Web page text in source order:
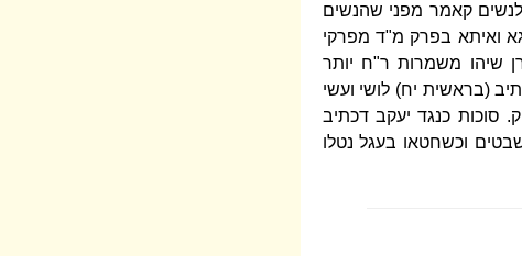
קאמר מפני שהנשים
ואיתא בפרק מ"ד מפרקי
שיהו משמרות ר"ח יותר
(בראשית יח) לושי ועשי
סוכות כנגד יעקב דכתיב
וכשחטאו בעגל נטלו